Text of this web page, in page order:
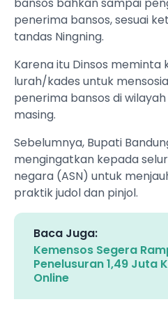
bansos bahkan sampai
penerima bansos, sesuai
tandas Ningning.
Karena itu Dinsos
lurah/kades untuk
penerima bansos di
masing.
Sebelumnya, Bupati
mengingatkan kepada
negara (ASN) untuk
praktik judol dan pinjol.
Baca Juga:
Kemensos Segera
Penelusuran 1,49 Juta
Online